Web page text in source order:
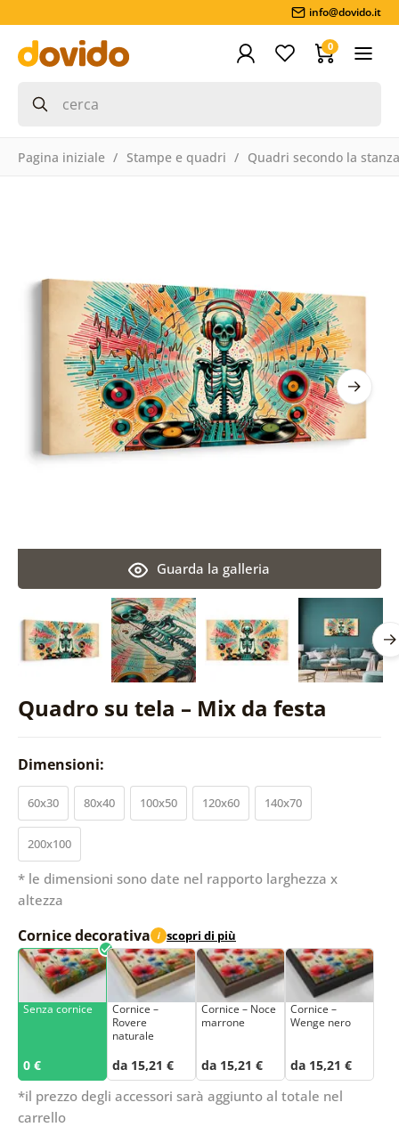
info@dovido.it
0
Pagina iniziale Stampe e quadri Quadri secondo la stanza
Quadro su tela – Mix da festa
Guarda la galleria
Dimensioni:
60x30 80x40 100x50 120x60 140x70
200x100
* le dimensioni sono date nel rapporto larghezza x
altezza
Cornice decorativa i scopri di più
Senza cornice
0 €
Cornice –
Rovere
naturale
da 15,21 €
Cornice – Noce
marrone
da 15,21 €
Cornice –
Wenge nero
da 15,21 €
*il prezzo degli accessori sarà aggiunto al totale nel
carrello